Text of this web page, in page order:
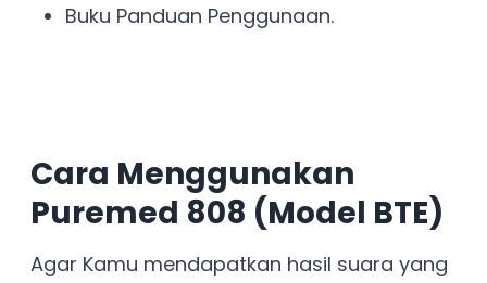
Buku Panduan Penggunaan.
Cara Menggunakan
Puremed 808 (Model BTE)
Agar Kamu mendapatkan hasil suara yang